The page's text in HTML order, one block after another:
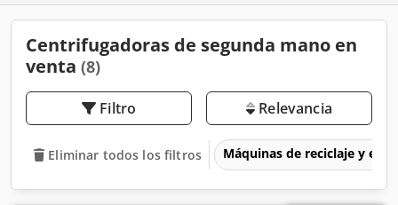
Centrifugadoras de segunda mano en
venta (8)
Filtro Relevancia
Eliminar todos los filtros Máquinas de reciclaje y